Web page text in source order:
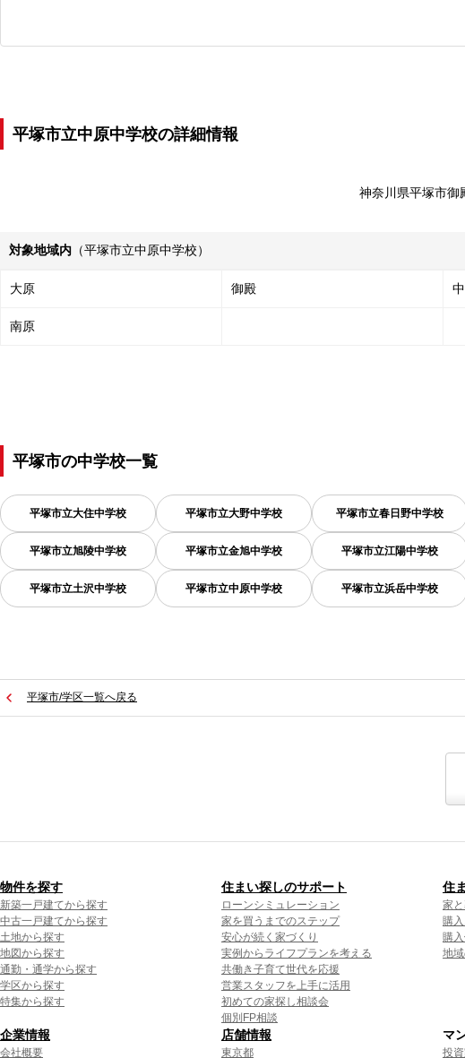
平塚市立中原中学校の詳細情報
神奈川県平塚市御
対象地域内 （平塚市立中原中学校）
大原 御殿
南原
平塚市の中学校一覧
平塚市立大住中学校 平塚市立大野中学校 平塚市立春日野中学校
平塚市立旭陵中学校 平塚市立金旭中学校 平塚市立江陽中学校
平塚市立土沢中学校 平塚市立中原中学校 平塚市立浜岳中学校
平塚市/学区一覧へ戻る
物件を探す
新築一戸建てから探す
中古一戸建てから探す
土地から探す
地図から探す
通勤・通学から探す
学区から探す
特集から探す
住まい探しのサポート
ローンシミュレーション
家を買うまでのステップ
安心が続く家づくり
実例からライフプランを考える
共働き子育て世代を応援
営業スタッフを上手に活用
初めての家探し相談会
個別FP相談
住
家
購
購
地
企業情報
会社概要
店舗情報
東京都
マ
投